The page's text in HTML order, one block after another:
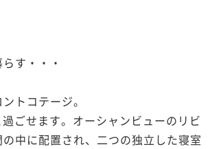
す・・・
ントコテージ。
ごせます。オーシャンビューのリビ
中に配置され、二つの独立した寝室